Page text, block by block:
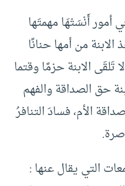
أمور أَنْسَتْهَا مهمتَها
من أمها حنانًا
تَلقَى الابنة حزمًا وقتما
حق الصداقة والفهم
الأم، فسادَ التنافرُ
التي يقال عنها :